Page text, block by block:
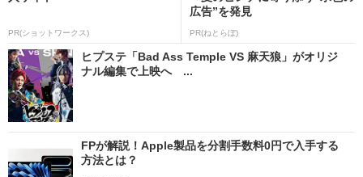
PR(ショットワークス)
広告”を発見
PR(ねとらぼ)
ヒプステ「Bad Ass Temple VS 麻天狼」がオリジ
ナル編集で上映へ ...
FPが解説！Apple製品を分割手数料0円で入手する
方法とは？